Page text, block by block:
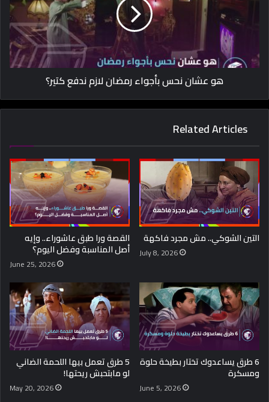
هو عشان نحس بأجواء رمضان لازم ندفع كتير؟
Related Articles
التين الشوكي.. مش مجرد فاكهة
July 8, 2026
القصة ورا طبق عاشوراء.. وإيه
أصل المناسبة وفضل اليوم؟
June 25, 2026
6 طرق يساعدوك تختار بطيخة حلوة
ومسكرة
June 5, 2026
5 طرق تعمل بيها اللحمة الضاني
لو مابتحبش ريحتها!
May 20, 2026